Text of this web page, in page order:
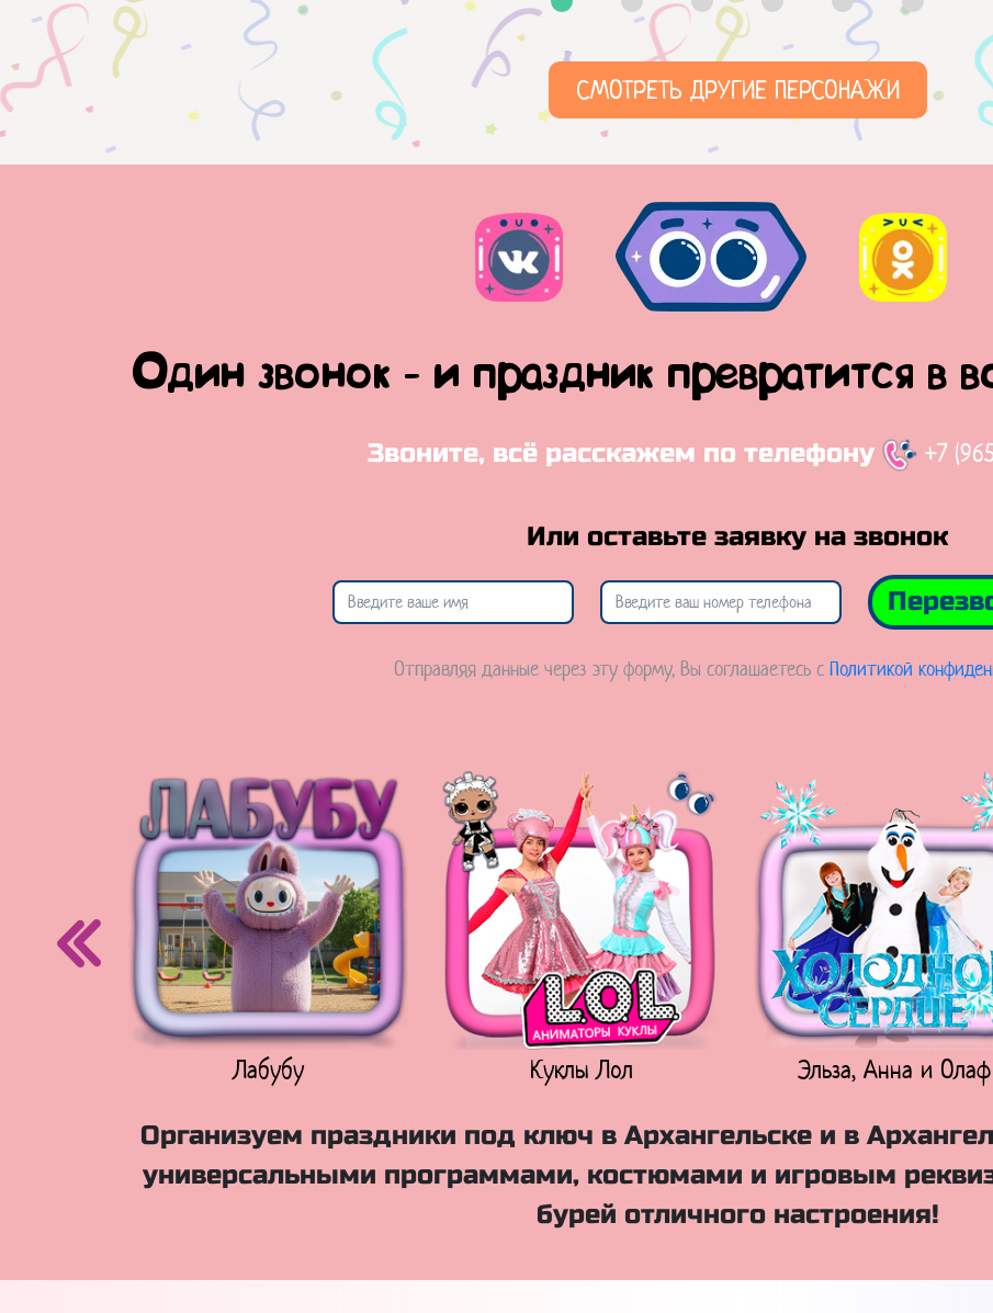
СМОТРЕТЬ ДРУГИЕ ПЕРСОНАЖИ
Один звонок - и праздник превратится в
Звоните, всё расскажем по телефону +7
Или оставьте заявку на звонок
Отправляя данные через эту форму, Вы соглашаетесь с Политикой
Лабубу Куклы Лол Эльза, Анна и Олаф
Организуем праздники под ключ в Архангельске и в
универсальными программами, костюмами и игровым
бурей отличного настроения!